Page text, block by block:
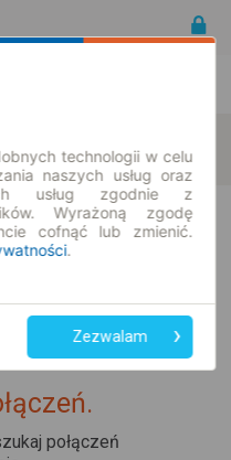
zmień kryteria
nam się
połączeń
technologii w celu
naszych usług oraz
usług zgodnie z
Wyrażoną zgodę
cofnąć lub zmienić.
.
Zezwalam